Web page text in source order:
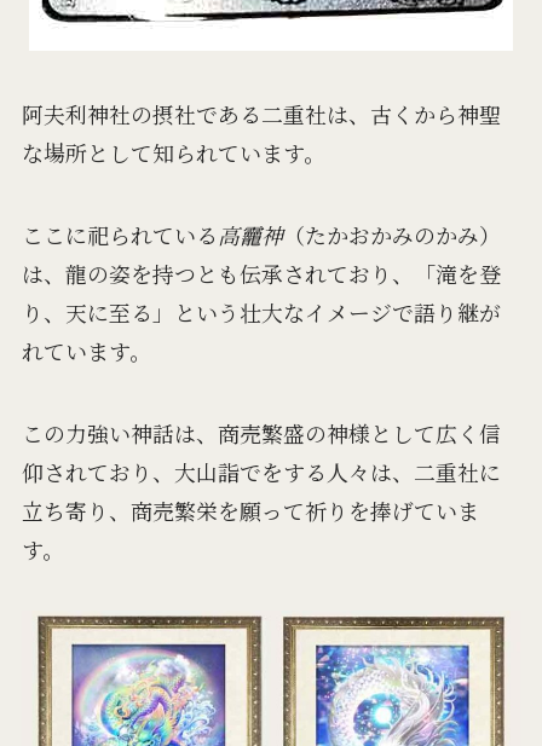
阿夫利神社の摂社である二重社は、古くから神聖
な場所として知られています。
ここに祀られている高龗神（たかおかみのかみ）
は、龍の姿を持つとも伝承されており、「滝を登
り、天に至る」という壮大なイメージで語り継が
れています。
この力強い神話は、商売繁盛の神様として広く信
仰されており、大山詣でをする人々は、二重社に
立ち寄り、商売繁栄を願って祈りを捧げていま
す。